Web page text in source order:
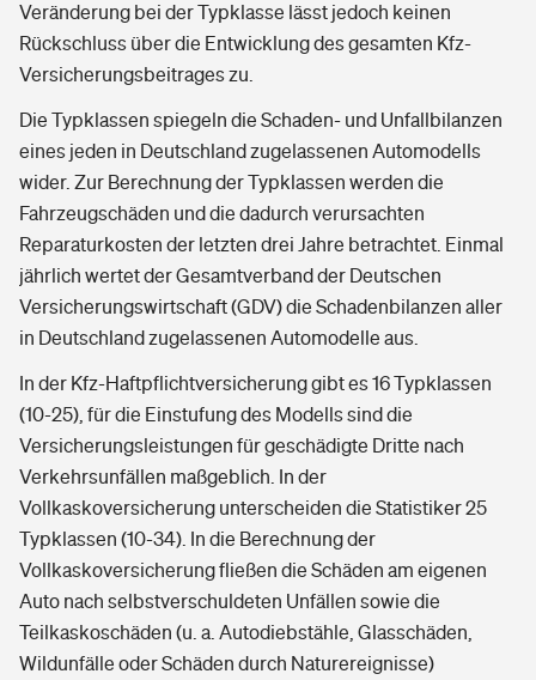
Veränderung bei der Typklasse lässt jedoch keinen
Rückschluss über die Entwicklung des gesamten Kfz-
Versicherungsbeitrages zu.
Die Typklassen spiegeln die Schaden- und Unfallbilanzen
eines jeden in Deutschland zugelassenen Automodells
wider. Zur Berechnung der Typklassen werden die
Fahrzeugschäden und die dadurch verursachten
Reparaturkosten der letzten drei Jahre betrachtet. Einmal
jährlich wertet der Gesamtverband der Deutschen
Versicherungswirtschaft (GDV) die Schadenbilanzen aller
in Deutschland zugelassenen Automodelle aus.
In der Kfz-Haftpflichtversicherung gibt es 16 Typklassen
(10-25), für die Einstufung des Modells sind die
Versicherungsleistungen für geschädigte Dritte nach
Verkehrsunfällen maßgeblich. In der
Vollkaskoversicherung unterscheiden die Statistiker 25
Typklassen (10-34). In die Berechnung der
Vollkaskoversicherung fließen die Schäden am eigenen
Auto nach selbstverschuldeten Unfällen sowie die
Teilkaskoschäden (u. a. Autodiebstähle, Glasschäden,
Wildunfälle oder Schäden durch Naturereignisse)